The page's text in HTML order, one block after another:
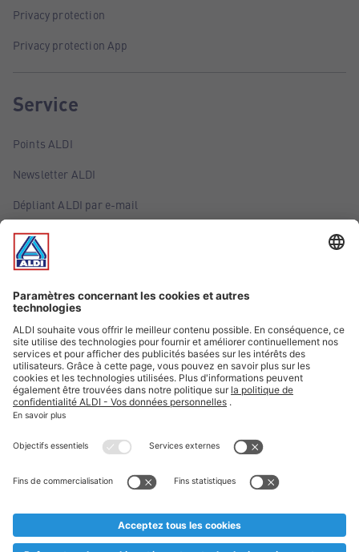
Privacy protection
Privacy protection App
Service
Points ALDI
Newsletter ALDI
Dépliant ALDI par e-mail
Offres
Infos essentielles
Suivez ALDI Belgique
Textes marqués d'un astérisque et mentions légales
* Nous vendons ces articles temporairement et jusqu'à
au cas où, malgré le planning bien étudié, nous serions
prématurément en rupture de stock. Prix Recupel et TVA incl.
** Sur ce site, l’utilisation de la forme masculine a été adoptée